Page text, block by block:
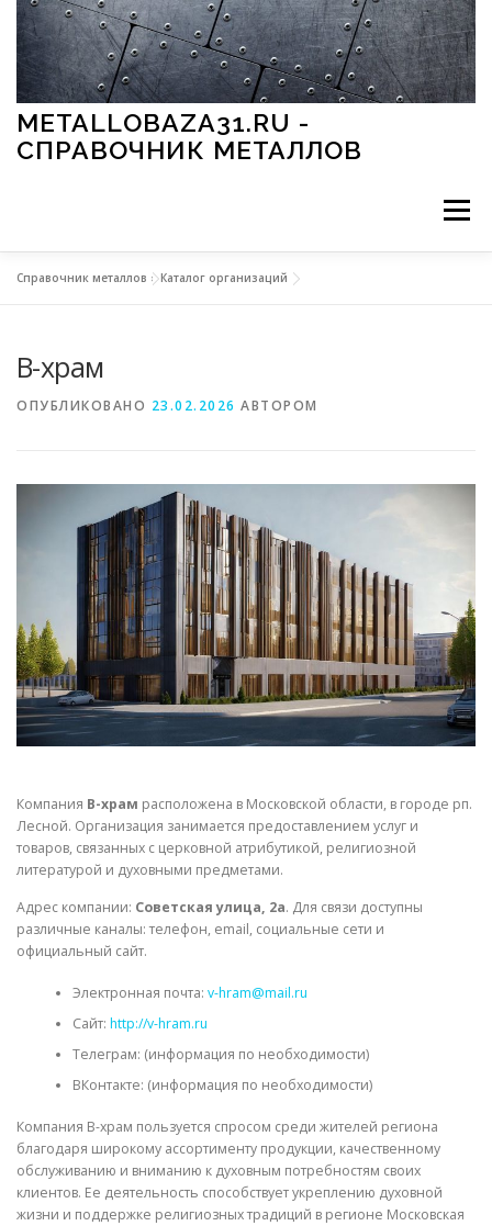
Перейти к содержимому
METALLOBAZA31.RU -
СПРАВОЧНИК МЕТАЛЛОВ
Меню
МЕТАЛЛЫ И ОКРУЖАЮЩАЯ СРЕДА
СВОЙСТВА МЕТАЛЛОВ СОРТА МЕТАЛЛОВ
СТАТЬИ
Справочник металлов »Каталог организаций
В-храм
ОПУБЛИКОВАНО 23.02.2026 АВТОРОМ
Компания В-храм расположена в Московской области, в городе рп.
Лесной. Организация занимается предоставлением услуг и
товаров, связанных с церковной атрибутикой, религиозной
литературой и духовными предметами.
Адрес компании: Советская улица, 2а. Для связи доступны
различные каналы: телефон, email, социальные сети и
официальный сайт.
Электронная почта: v-hram@mail.ru
Сайт: http://v-hram.ru
Телеграм: (информация по необходимости)
ВКонтакте: (информация по необходимости)
Компания В-храм пользуется спросом среди жителей региона
благодаря широкому ассортименту продукции, качественному
обслуживанию и вниманию к духовным потребностям своих
клиентов. Ее деятельность способствует укреплению духовной
жизни и поддержке религиозных традиций в регионе Московская